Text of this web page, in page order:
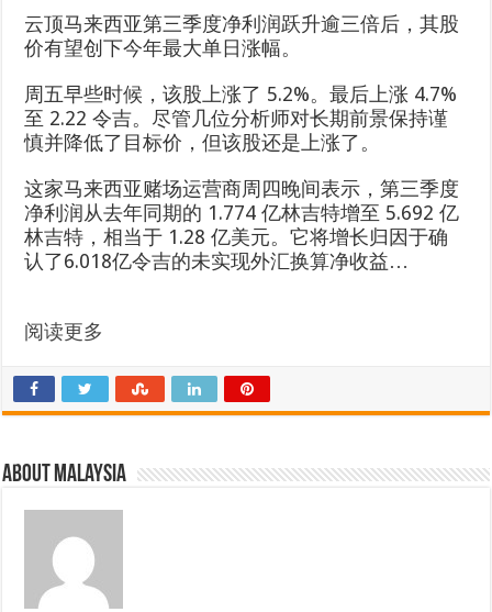
云顶马来西亚第三季度净利润跃升逾三倍后，其股
价有望创下今年最大单日涨幅。
周五早些时候，该股上涨了 5.2%。最后上涨 4.7%
至 2.22 令吉。尽管几位分析师对长期前景保持谨
慎并降低了目标价，但该股还是上涨了。
这家马来西亚赌场运营商周四晚间表示，第三季度
净利润从去年同期的 1.774 亿林吉特增至 5.692 亿
林吉特，相当于 1.28 亿美元。它将增长归因于确
认了6.018亿令吉的未实现外汇换算净收益…
阅读更多
About Malaysia